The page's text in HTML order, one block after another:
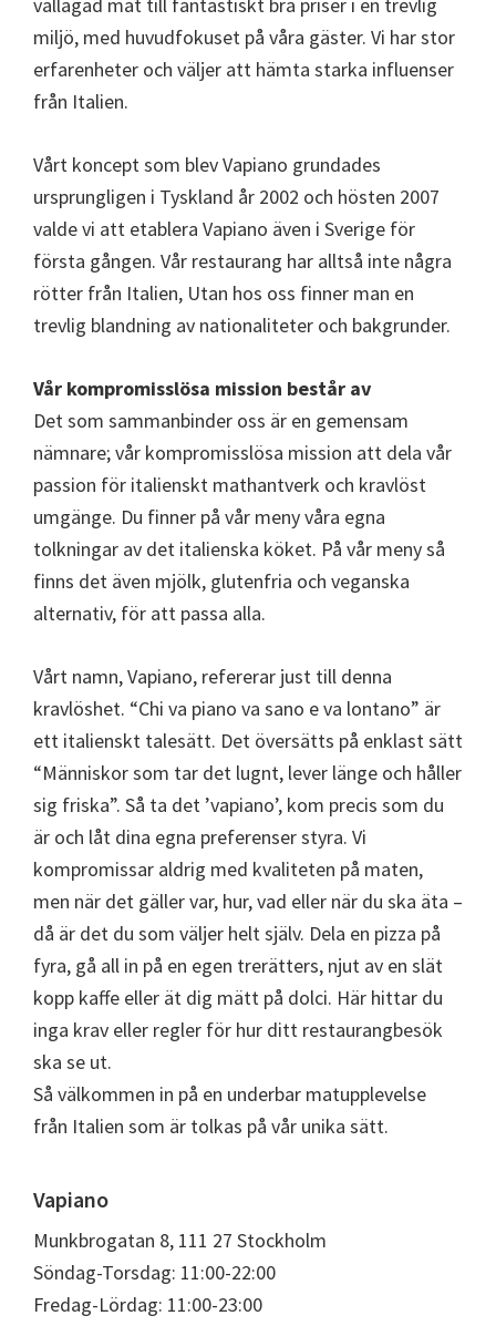
miljö, med huvudfokuset på våra gäster. Vi har stor
erfarenheter och väljer att hämta starka influenser
från Italien.
Vårt koncept som blev Vapiano grundades
ursprungligen i Tyskland år 2002 och hösten 2007
valde vi att etablera Vapiano även i Sverige för
första gången. Vår restaurang har alltså inte några
rötter från Italien, Utan hos oss finner man en
trevlig blandning av nationaliteter och bakgrunder.
Vår kompromisslösa mission består av
Det som sammanbinder oss är en gemensam
nämnare; vår kompromisslösa mission att dela vår
passion för italienskt mathantverk och kravlöst
umgänge. Du finner på vår meny våra egna
tolkningar av det italienska köket. På vår meny så
finns det även mjölk, glutenfria och veganska
alternativ, för att passa alla.
Vårt namn, Vapiano, refererar just till denna
kravlöshet. “Chi va piano va sano e va lontano” är
ett italienskt talesätt. Det översätts på enklast sätt
“Människor som tar det lugnt, lever länge och håller
sig friska”. Så ta det ’vapiano’, kom precis som du
är och låt dina egna preferenser styra. Vi
kompromissar aldrig med kvaliteten på maten,
men när det gäller var, hur, vad eller när du ska äta –
då är det du som väljer helt själv. Dela en pizza på
fyra, gå all in på en egen trerätters, njut av en slät
kopp kaffe eller ät dig mätt på dolci. Här hittar du
inga krav eller regler för hur ditt restaurangbesök
ska se ut.
Så välkommen in på en underbar matupplevelse
från Italien som är tolkas på vår unika sätt.
Vapiano
Munkbrogatan 8, 111 27 Stockholm
Söndag-Torsdag: 11:00-22:00
Fredag-Lördag: 11:00-23:00